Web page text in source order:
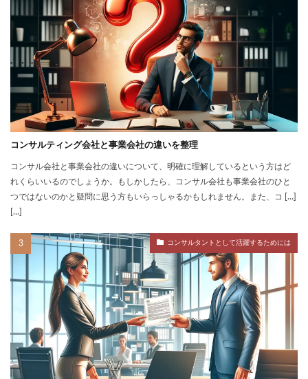
コンサルティング会社と事業会社の違いを整理
コンサル会社と事業会社の違いについて、明確に理解しているという方はど
れくらいいるのでしょうか。もしかしたら、コンサル会社も事業会社のひと
つではないのかと疑問に思う方もいらっしゃるかもしれません。また、コ […]
[…]
コンサルタントとして活躍するためには